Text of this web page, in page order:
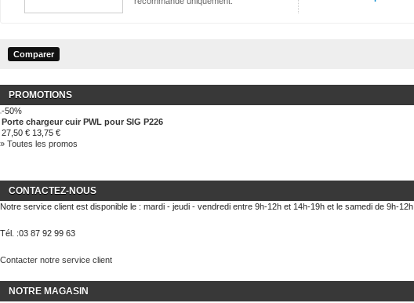
PROMOTIONS
-50%
Porte chargeur cuir PWL pour SIG P226
27,50 € 13,75 €
» Toutes les promos
CONTACTEZ-NOUS
Notre service client est disponible le : mardi - jeudi - vendredi entre 9h-12h et 14h-19h et le samedi de 9h-12h
Tél. :03 87 92 99 63
Contacter notre service client
NOTRE MAGASIN